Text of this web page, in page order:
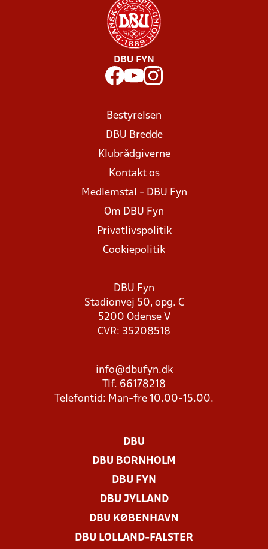
DBU FYN
Bestyrelsen
DBU Bredde
Klubrådgiverne
Kontakt os
Medlemstal - DBU Fyn
Om DBU Fyn
Privatlivspolitik
Cookiepolitik
DBU Fyn
Stadionvej 50, opg. C
5200 Odense V
CVR: 35208518
info@dbufyn.dk
Tlf. 66178218
Telefontid: Man-fre 10.00-15.00.
DBU
DBU BORNHOLM
DBU FYN
DBU JYLLAND
DBU KØBENHAVN
DBU LOLLAND-FALSTER